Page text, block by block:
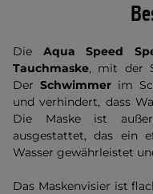
Die Aqua Speed
Tauchmaske, mit der
Der Schwimmer im
und verhindert, dass
Die Maske ist
ausgestattet, das ein
Wasser gewährleistet
Das Maskenvisier ist